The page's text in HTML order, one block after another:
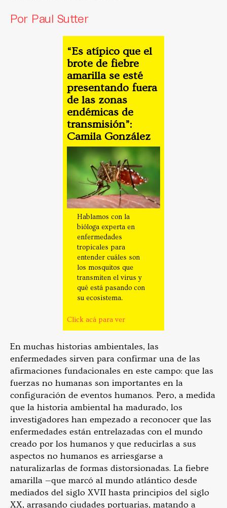
Por Paul Sutter
“Es atípico que el
brote de fiebre
amarilla se esté
presentando fuera
de las zonas
endémicas de
transmisión”:
Camila González
Hablamos con la
bióloga experta en
enfermedades
tropicales para
entender cuáles son
los mosquitos que
transmiten el virus y
qué está pasando con
su ecosistema.
Click acá para ver
En muchas historias ambientales, las
enfermedades sirven para confirmar una de las
afirmaciones fundacionales en este campo: que las
fuerzas no humanas son importantes en la
configuración de eventos humanos. Pero, a medida
que la historia ambiental ha madurado, los
investigadores han empezado a reconocer que las
enfermedades están entrelazadas con el mundo
creado por los humanos y que reducirlas a sus
aspectos no humanos es arriesgarse a
naturalizarlas de formas distorsionadas. La fiebre
amarilla —que marcó al mundo atlántico desde
mediados del siglo XVII hasta principios del siglo
XX, arrasando ciudades portuarias, matando a